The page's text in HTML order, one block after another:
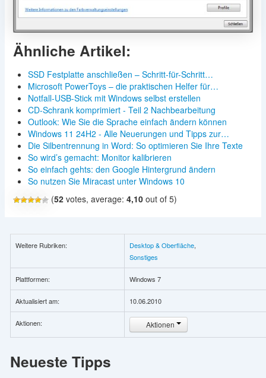
Ähnliche Artikel:
SSD Festplatte anschließen – Schritt-für-Schritt…
Microsoft PowerToys – die praktischen Helfer für…
Notfall-USB-Stick mit Windows selbst erstellen
CD-Schrank komprimiert - Teil 2 Nachbearbeitung
Outlook: Wie Sie die Sprache einfach ändern können
Windows 11 24H2 - Alle Neuerungen und Tipps zur…
Die Silbentrennung in Word: So optimieren Sie Ihre Texte
So wird’s gemacht: Monitor kalibrieren
So einfach gehts: den Google Hintergrund ändern
So nutzen Sie Miracast unter Windows 10
(52votes, average: 4,10out of 5)
Weitere Rubriken: Desktop & Oberfläche,
Sonstiges
Plattformen: Windows 7
Aktualisiert am: 10.06.2010
Aktionen: Aktionen
Neueste Tipps